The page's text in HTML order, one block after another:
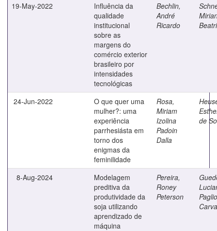
19-May-2022
Influência da
qualidade
institucional
sobre as
margens do
comércio exterior
brasileiro por
intensidades
tecnológicas
Bechlin,
André
Ricardo
24-Jun-2022
O que quer uma
mulher?: uma
experiência
parrhesiásta em
torno dos
enigmas da
feminilidade
Rosa,
Miriam
Izolina
Padoin
Dalla
de
8-Aug-2024
Modelagem
preditiva da
produtividade da
soja utilizando
aprendizado de
máquina
Pereira,
Roney
Peterson